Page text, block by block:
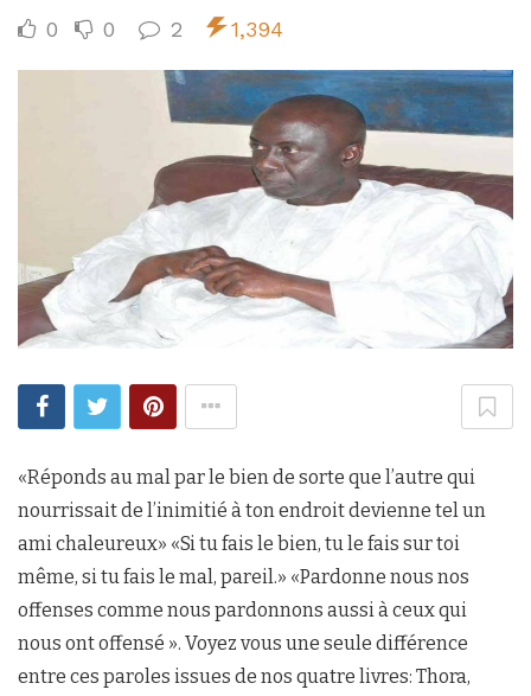
0 0 2 1,394
«Réponds au mal par le bien de sorte que l’autre qui
nourrissait de l’inimitié à ton endroit devienne tel un
ami chaleureux» «Si tu fais le bien, tu le fais sur toi
même, si tu fais le mal, pareil.» «Pardonne nous nos
offenses comme nous pardonnons aussi à ceux qui
nous ont offensé ». Voyez vous une seule différence
entre ces paroles issues de nos quatre livres: Thora,